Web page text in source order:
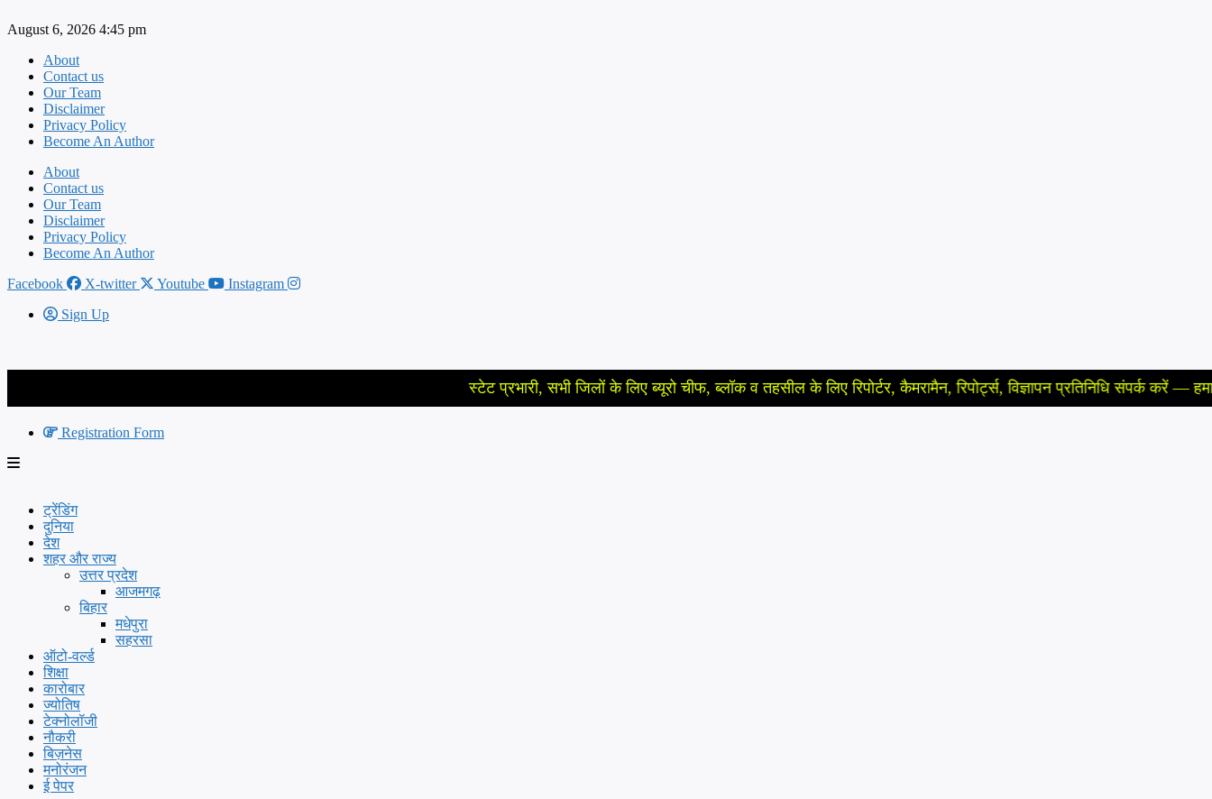
to
August 6, 2026 4:45 pm
About
Contact us
Our Team
Disclaimer
Privacy Policy
Become An Author
About
Contact us
Our Team
Disclaimer
Privacy Policy
Become An Author
Facebook
X-twitter Youtube
Instagram
Sign Up
स्टेट प्रभारी, सभी जिलों के लिए ब्यूरो चीफ, ब्लॉक व तहसील के लिए रिपोर्टर, कैमरामैन, रिपोर्ट्स, विज्ञापन प्रतिनिधि संपर्क करें — हमारे
Registration Form
ट्रेंडिंग
दुनिया
देश
शहर और राज्य
उत्तर प्रदेश
आजमगढ़
बिहार
मधेपुरा
सहरसा
ऑटो-वर्ल्ड
शिक्षा
कारोबार
ज्योतिष
टेक्नोलॉजी
नौकरी
बिज़नेस
मनोरंजन
ई पेपर